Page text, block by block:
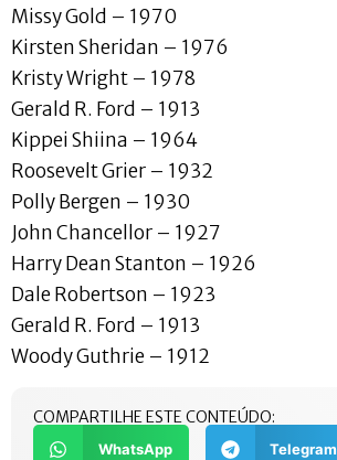
Missy Gold – 1970
Kirsten Sheridan – 1976
Kristy Wright – 1978
Gerald R. Ford – 1913
Kippei Shiina – 1964
Roosevelt Grier – 1932
Polly Bergen – 1930
John Chancellor – 1927
Harry Dean Stanton – 1926
Dale Robertson – 1923
Gerald R. Ford – 1913
Woody Guthrie – 1912
COMPARTILHE ESTE CONTEÚDO:
WhatsApp Telegram